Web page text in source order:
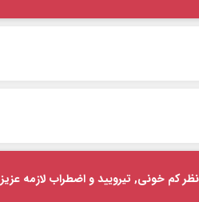
کم خونی, تیرویید و اضطراب لازمه عزیز